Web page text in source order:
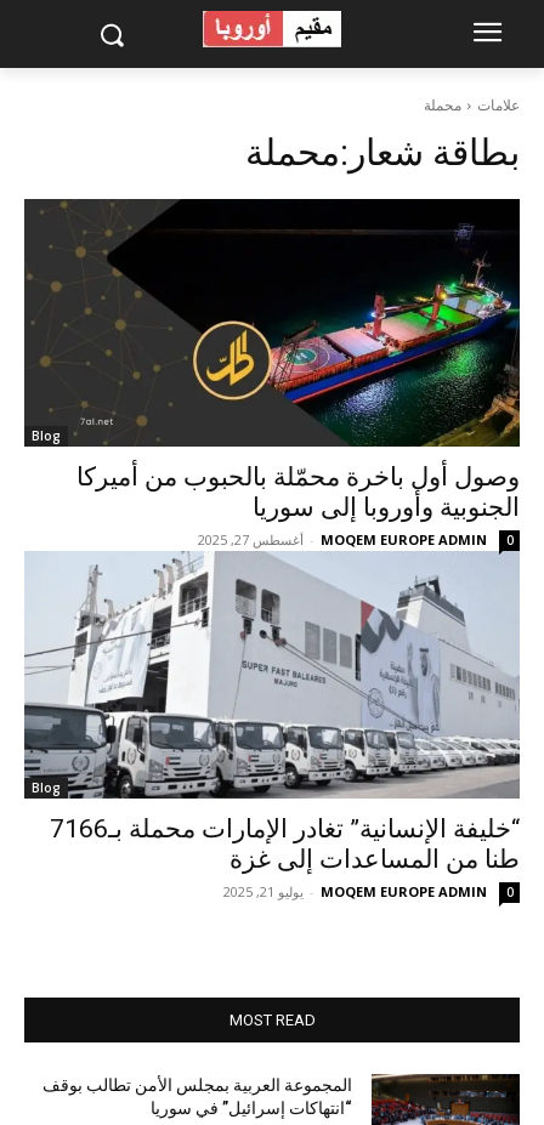
علامات محملة
بطاقة شعار:محملة
Blog
وصول أول باخرة محمّلة بالحبوب من أميركا
الجنوبية وأوروبا إلى سوريا
MOQEM EUROPE ADMIN
- أغسطس 27, 2025 0
Blog
“خليفة الإنسانية” تغادر الإمارات محملة بـ7166
طنا من المساعدات إلى غزة
MOQEM EUROPE ADMIN
- يوليو 21, 2025 0
MOST READ
المجموعة العربية بمجلس الأمن تطالب بوقف
“انتهاكات إسرائيل” في سوريا